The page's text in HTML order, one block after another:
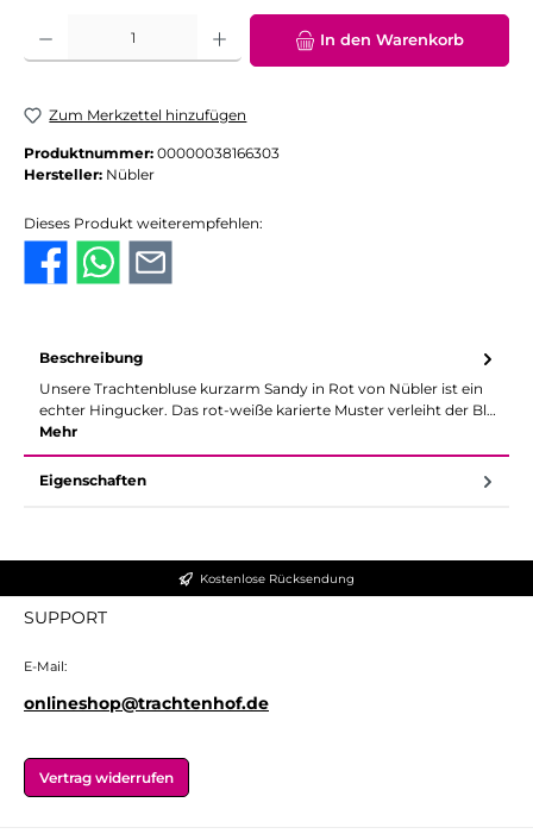
Produkt Anzahl: Gib den gewünschten Wert ein oder benutze die
In den Warenkorb
Zum Merkzettel hinzufügen
Produktnummer: 00000038166303
Hersteller: Nübler
Dieses Produkt weiterempfehlen:
Beschreibung
Unsere Trachtenbluse kurzarm Sandy in Rot von Nübler ist ein
echter Hingucker. Das rot-weiße karierte Muster verleiht der Bl…
Mehr
Eigenschaften
Kostenlose Rücksendung
SUPPORT
E-Mail:
onlineshop@trachtenhof.de
Vertrag widerrufen